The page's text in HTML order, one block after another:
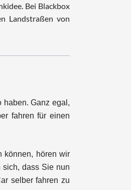
Bei Blackbox
Landstraßen von
haben. Ganz egal,
fahren für einen
können, hören wir
sich, dass Sie nun
selber fahren zu